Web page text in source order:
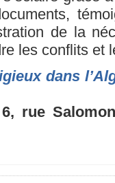
de la
les conflits et
dans
rue